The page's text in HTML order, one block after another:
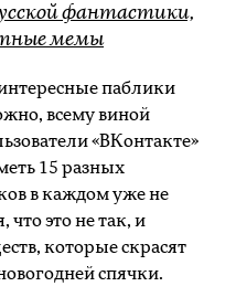
фантастики,
мемы
паблики
всему виной
«ВКонтакте»
15 разных
в каждом уже не
это не так, и
которые скрасят
спячки.